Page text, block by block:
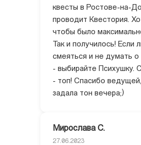
квесты в Ростове-на-
проводит Квестория.
чтобы было
Так и получилось! Если
смеяться и не думать
- выбирайте Психушку.
- топ! Спасибо
задала тон вечера;)
Мирослава С.
27.06.2023